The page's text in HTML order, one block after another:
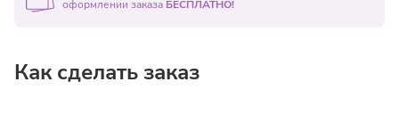
оформлении заказа БЕСПЛАТНО!
Как сделать заказ